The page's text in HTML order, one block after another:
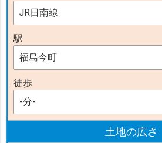
駅
徒歩
土地の広さ